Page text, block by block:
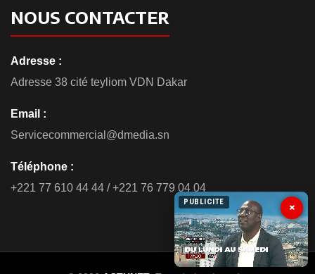
NOUS CONTACTER
Adresse :
Adresse 38 cité teyliom VDN Dakar
Email :
Servicecommercial@dmedia.sn
Téléphone :
+221 77 610 44 44 / +221 76 779 04 04
×
PUBLICITE